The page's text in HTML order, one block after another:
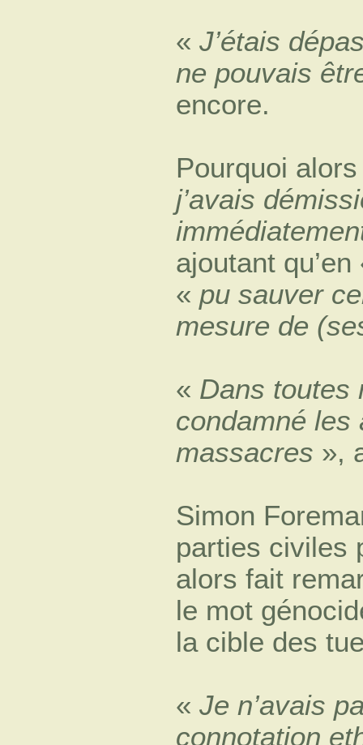
« J’étais
ne pouvais
encore.
Pourquoi
j’avais
ajoutant
« pu sauver
mesure de
« Dans toutes
condamné les
massacres »,
Simon
parties civiles
alors fait
le mot
la cible des
« Je n’avais
connotation